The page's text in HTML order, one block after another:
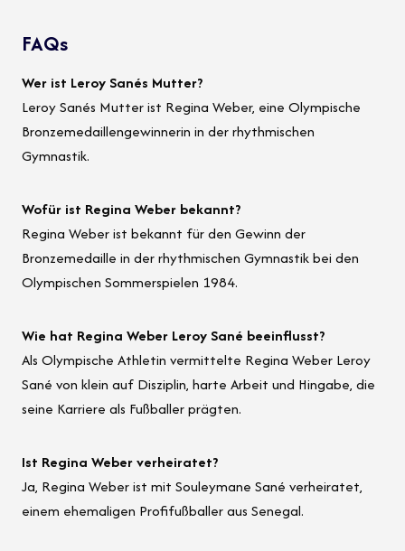
FAQs
Wer ist Leroy Sanés Mutter?
Leroy Sanés Mutter ist Regina Weber, eine Olympische
Bronzemedaillengewinnerin in der rhythmischen
Gymnastik.
Wofür ist Regina Weber bekannt?
Regina Weber ist bekannt für den Gewinn der
Bronzemedaille in der rhythmischen Gymnastik bei den
Olympischen Sommerspielen 1984.
Wie hat Regina Weber Leroy Sané beeinflusst?
Als Olympische Athletin vermittelte Regina Weber Leroy
Sané von klein auf Disziplin, harte Arbeit und Hingabe, die
seine Karriere als Fußballer prägten.
Ist Regina Weber verheiratet?
Ja, Regina Weber ist mit Souleymane Sané verheiratet,
einem ehemaligen Profifußballer aus Senegal.